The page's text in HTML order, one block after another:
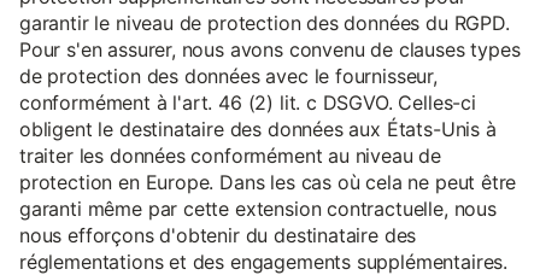
garantir le niveau de protection des données du RGPD.
Pour s'en assurer, nous avons convenu de clauses types
de protection des données avec le fournisseur,
conformément à l'art. 46 (2) lit. c DSGVO. Celles-ci
obligent le destinataire des données aux États-Unis à
traiter les données conformément au niveau de
protection en Europe. Dans les cas où cela ne peut être
garanti même par cette extension contractuelle, nous
nous efforçons d'obtenir du destinataire des
réglementations et des engagements supplémentaires.